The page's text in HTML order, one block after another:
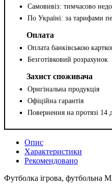
Самовивіз: тимчасово
По Україні: за тарифами
Оплата
Оплата банківською
Безготівковий розрахунок
Захист споживача
Оригінальна продукція
Офіційна гарантія
Повернення на протязі 14
Опис
Характеристики
Рекомендовано
Футболка ігрова, футбольна